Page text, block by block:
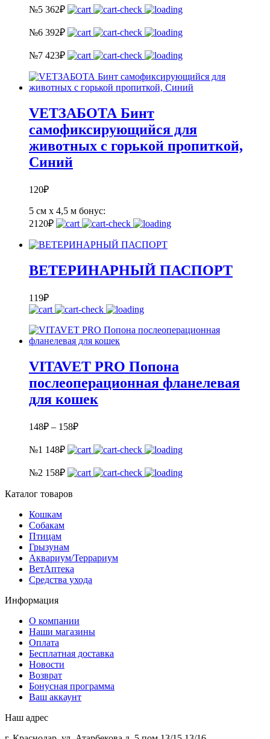
№5 362₽
№6 392₽
№7 423₽
VETЗАБОТА Бинт
самофиксирующийся для
животных с горькой пропиткой,
Синий
120₽
5 см х 4,5 м бонус:
2120₽
ВЕТЕРИНАРНЫЙ ПАСПОРТ
119₽
VITAVET PRO Попона
послеоперационная фланелевая
для кошек
148₽ – 158₽
№1 148₽
№2 158₽
Каталог товаров
Кошкам
Собакам
Птицам
Грызунам
Аквариум/Террариум
ВетАптека
Средства ухода
Информация
О компании
Наши магазины
Оплата
Бесплатная доставка
Новости
Возврат
Бонусная программа
Ваш аккаунт
Наш адрес